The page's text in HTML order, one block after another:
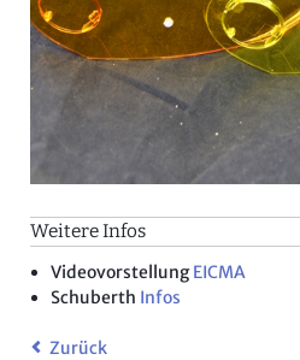
Weitere Infos
VideovorstellungEICMA
Schuberth Infos
Zurück